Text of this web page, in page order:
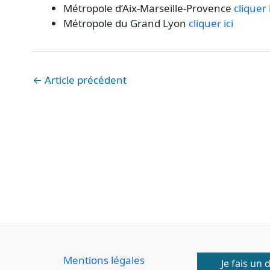
Métropole d’Aix-Marseille-Provence cliquer
Métropole du Grand Lyon cliquer ici
← Article précédent
Mentions légales Je fais un